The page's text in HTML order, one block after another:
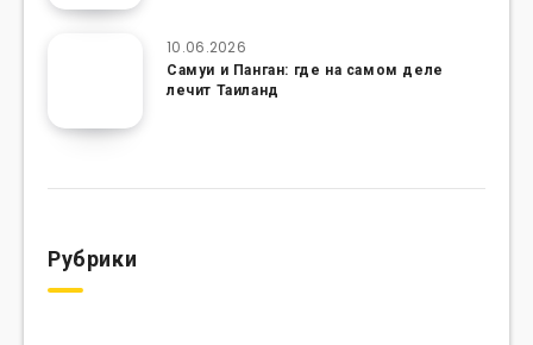
10.06.2026
Самуи и Панган: где на самом деле
лечит Таиланд
Рубрики